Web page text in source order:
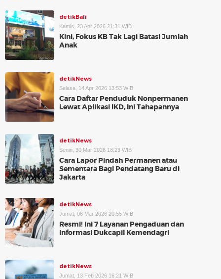
detikBali
Kamis, 23 Apr 2026 21:31 WIB
Kini, Fokus KB Tak Lagi Batasi Jumlah
Anak
detikNews
Selasa, 14 Apr 2026 13:53 WIB
Cara Daftar Penduduk Nonpermanen
Lewat Aplikasi IKD, Ini Tahapannya
detikNews
Senin, 30 Mar 2026 18:23 WIB
Cara Lapor Pindah Permanen atau
Sementara Bagi Pendatang Baru di
Jakarta
detikNews
Jumat, 06 Mar 2026 20:55 WIB
Resmi! Ini 7 Layanan Pengaduan dan
Informasi Dukcapil Kemendagri
detikNews
Jumat, 13 Feb 2026 16:21 WIB